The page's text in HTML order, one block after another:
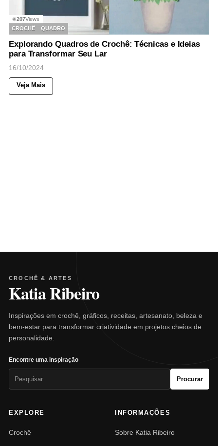
◉207Views
CROCHÊ
QUADRO
Explorando Quadros de Crochê: Técnicas e Ideias
para Transformar Seu Lar
16/10/2024
Veja Mais
CROCHÊ & ARTES
Katia Ribeiro
Inspirações em crochê, gráficos, receitas, artesanato, beleza e
bem-estar para transformar criatividade em projetos cheios de
personalidade.
Encontre uma inspiração
Procurar
EXPLORE
Crochê
INFORMAÇÕES
Sobre Katia Ribeiro